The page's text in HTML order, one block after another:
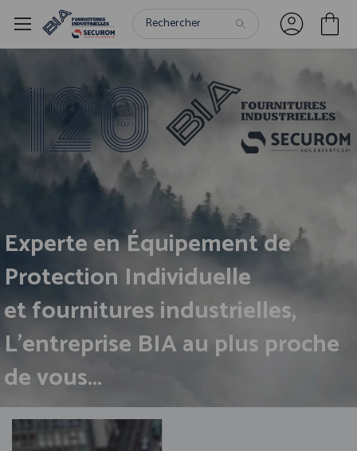
Experte en Équipement de
Protection Individuelle
et fournitures industrielles,
L'entreprise BIA au plus proche
de vous...
Panneau de gestion des cookies